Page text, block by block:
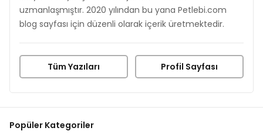
uzmanlaşmıştır. 2020 yılından bu yana Petlebi.com
blog sayfası için düzenli olarak içerik üretmektedir.
Tüm Yazıları Profil Sayfası
Popüler Kategoriler